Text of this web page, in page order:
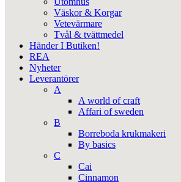
Väskor & Korgar
Vetevärmare
Tvål & tvättmedel
Händer I Butiken!
REA
Nyheter
Leverantörer
A
A world of craft
Affari of sweden
B
Borreboda krukmakeri
By basics
C
Cai
Cinnamon